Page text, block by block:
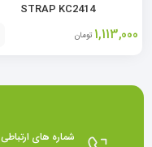
STRAP KC2414
1,113,000 تومان
شماره های ارتباطی